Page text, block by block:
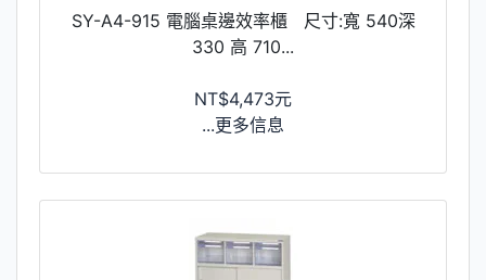
SY-A4-915 電腦桌邊效率櫃 尺寸:寬 540深
330 高 710...
NT$4,473元
...更多信息